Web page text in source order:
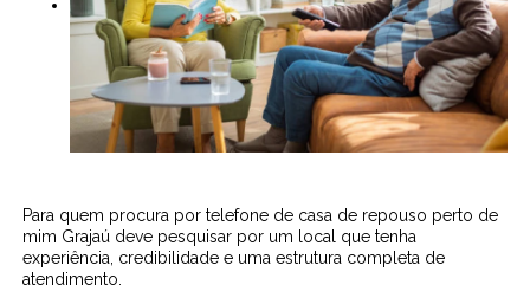
Para quem procura por telefone de casa de repouso perto de
mim Grajaú deve pesquisar por um local que tenha
experiência, credibilidade e uma estrutura completa de
atendimento.